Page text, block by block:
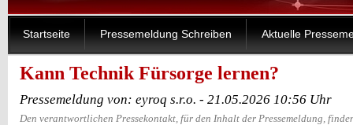
Startseite Pressemeldung Schreiben Aktuelle
Kann Technik Fürsorge lernen?
Pressemeldung von: eyroq s.r.o. - 21.05.2026 10:56 Uhr
Den verantwortlichen Pressekontakt, für den Inhalt der Pressemeldung,